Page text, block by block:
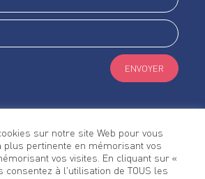
ENVOYER
nous #oullinsofcourses
sur notre site Web pour vous
pertinente en mémorisant vos
vos visites. En cliquant sur «
consentez à l'utilisation de TOUS les